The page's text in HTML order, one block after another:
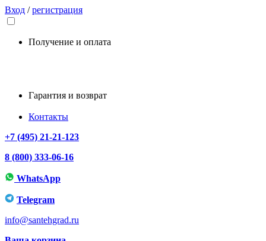
Вход /регистрация
Получение и оплата
Гарантия и возврат
Контакты
+7 (495) 21-21-123
8 (800) 333-06-16
WhatsApp
Telegram
info@santehgrad.ru